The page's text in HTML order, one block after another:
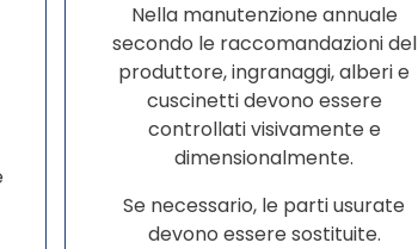
Nella manutenzione annuale
secondo le raccomandazioni del
produttore, ingranaggi, alberi e
cuscinetti devono essere
controllati visivamente e
dimensionalmente.
Se necessario, le parti usurate
devono essere sostituite.